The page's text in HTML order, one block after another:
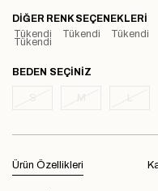
DIĞER RENK SEÇENEKLERI
Tükendi
Tükendi Tükendi
Tükendi
BEDEN
Ürün Özellikleri